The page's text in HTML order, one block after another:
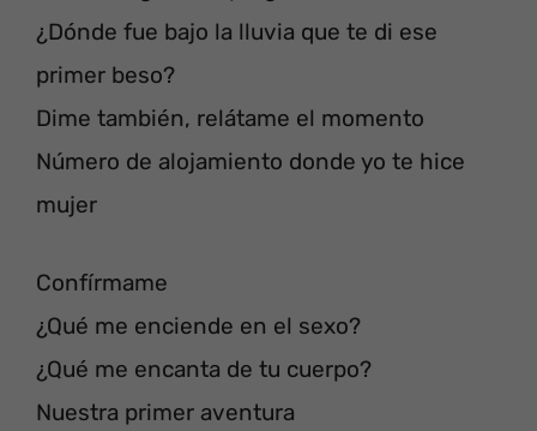
¿Dónde fue bajo la lluvia que te di ese
primer beso?
Dime también, relátame el momento
Número de alojamiento donde yo te hice
mujer
Confírmame
¿Qué me enciende en el sexo?
¿Qué me encanta de tu cuerpo?
Nuestra primer aventura